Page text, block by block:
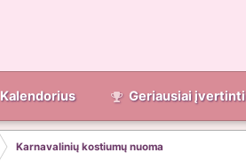
Kalendorius Geriausiai įvertinti
Karnavalinių kostiumų nuoma